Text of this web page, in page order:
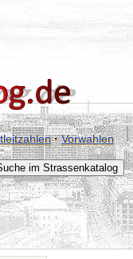
·Vorwahlen